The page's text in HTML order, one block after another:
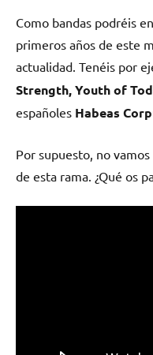
Como bandas podréis
primeros años de este
actualidad. Tenéis por
Strength, Youth of
españoles Habeas
Por supuesto, no
de esta rama. ¿Qué os